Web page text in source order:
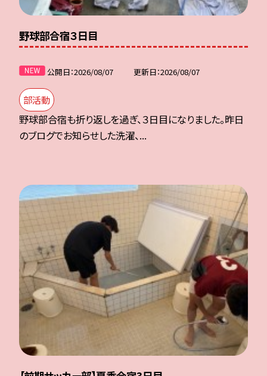
野球部合宿３日目
公開日 2026/08/07 更新日 2026/08/07
部活動
野球部合宿も折り返しを過ぎ、３日目になりました。昨日
のブログでお知らせした洗濯、...